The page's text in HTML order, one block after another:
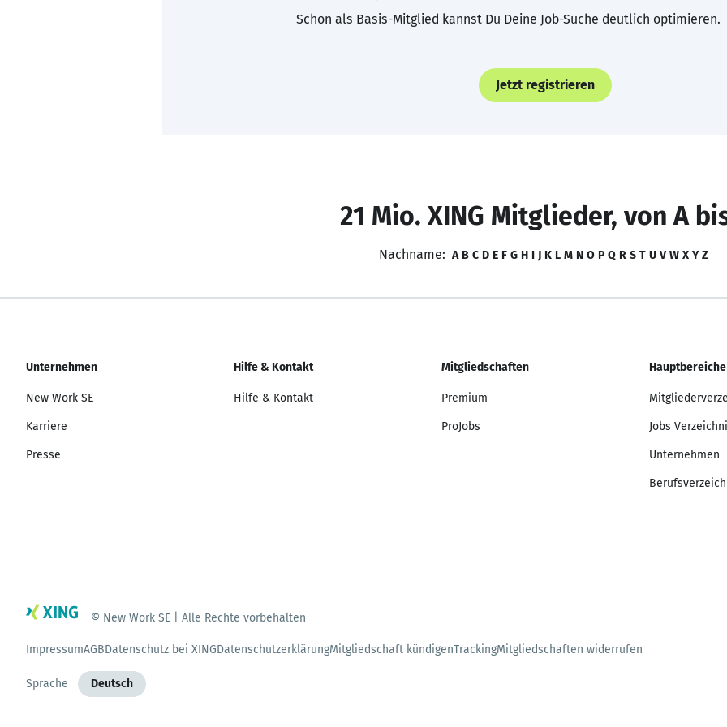
Schon als Basis-Mitglied kannst Du Deine Job-Suche deutlich optimieren.
Jetzt registrieren
21 Mio. XING Mitglieder, von A
Nachname: A B C D E F G H I J K L M N O P Q R S T U V W X Y Z
Unternehmen
New Work SE
Karriere
Presse
Hilfe & Kontakt
Hilfe & Kontakt
Mitgliedschaften
Premium
ProJobs
Hauptbereiche
Jobs
Unternehmen
© New Work SE | Alle Rechte vorbehalten
ImpressumAGBDatenschutz bei XINGDatenschutzerklärungMitgliedschaft kündigenTrackingMitgliedschaften widerrufen
Sprache Deutsch